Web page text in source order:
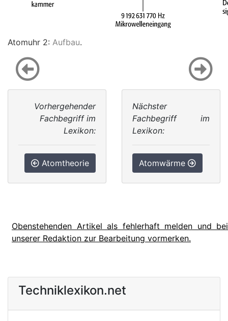
Atomuhr 2: Aufbau.
Vorhergehender
Fachbegriff im
Lexikon:
Atomtheorie
Nächster
Fachbegriff im
Lexikon:
Atomwärme
Obenstehenden Artikel als fehlerhaft melden und bei
unserer Redaktion zur Bearbeitung vormerken.
Techniklexikon.net